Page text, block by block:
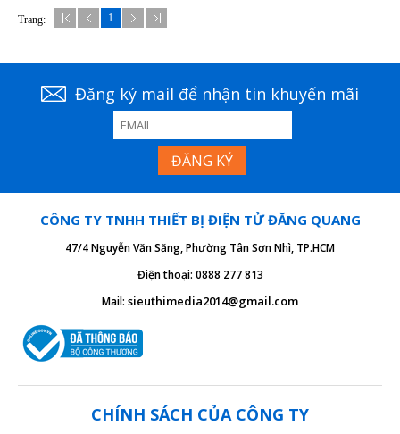
Trang: 1
Đăng ký mail để nhận tin khuyến mãi
CÔNG TY TNHH THIẾT BỊ ĐIỆN TỬ ĐĂNG QUANG
47/4 Nguyễn Văn Săng, Phường Tân Sơn Nhì, TP.HCM
Điện thoại: 0888 277 813
Mail: sieuthimedia2014@gmail.com
CHÍNH SÁCH CỦA CÔNG TY